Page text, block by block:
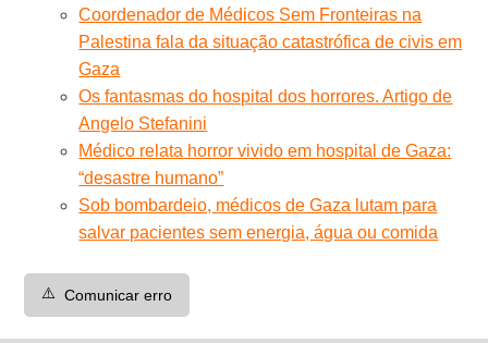
Coordenador de Médicos Sem Fronteiras na
Palestina fala da situação catastrófica de civis em
Gaza
Os fantasmas do hospital dos horrores. Artigo de
Angelo Stefanini
Médico relata horror vivido em hospital de Gaza:
“desastre humano”
Sob bombardeio, médicos de Gaza lutam para
salvar pacientes sem energia, água ou comida
⚠️ Comunicar erro